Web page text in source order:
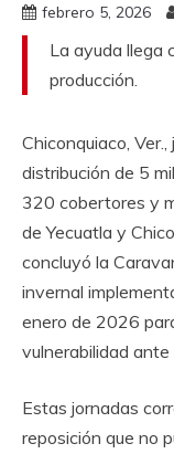
febrero 5, 2026
La ayuda llega
producción.
Chiconquiaco,
distribución de 5
320 cobertores y
de Yecuatla y
concluyó la
invernal
enero de 2026
vulnerabilidad ante
Estas jornadas
reposición que no